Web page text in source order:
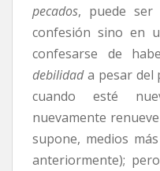
pecados, puede ser
confesión sino en
confesarse de
debilidada pesar del
cuando esté
nuevamente
supone, medios
anteriormente);